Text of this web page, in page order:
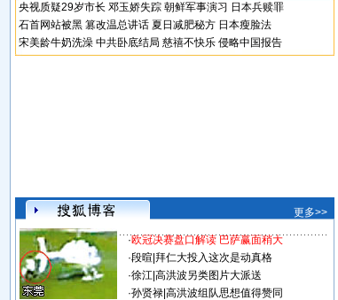
央视质疑29岁市长 邓玉娇失踪 朝鲜军事演习 日本兵赎罪
石首网站被黑 篡改温总讲话 夏日减肥秘方 日本瘦脸法
宋美龄牛奶洗澡 中共卧底结局 慈禧不快乐 侵略中国报告
更多>>
·欧冠决赛盘口解读 巴萨赢面稍大
·段暄 拜仁大投入这次是动真格
·徐江| 高洪波另类图片大派送
·孙贤禄| 高洪波组队思想值得赞同